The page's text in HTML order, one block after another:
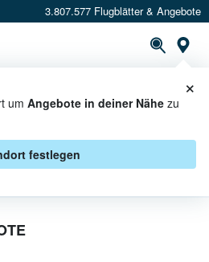
3.807.577 Flugblätter & Angebote
um Angebote in deiner Nähe zu
festlegen
×